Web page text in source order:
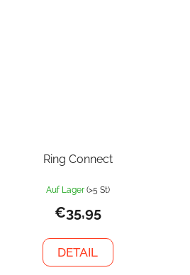
Ring Connect
Auf Lager (>5 St)
€35,95
DETAIL